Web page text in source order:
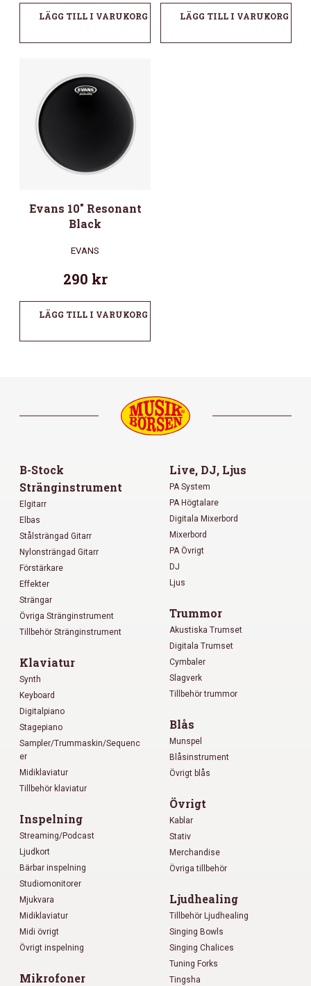
LÄGG TILL I VARUKORG LÄGG TILL I VARUKORG
Evans 10″ Resonant
Black
EVANS
290 kr
LÄGG TILL I VARUKORG
B-Stock
Stränginstrument
Elgitarr
Elbas
Stålsträngad Gitarr
Nylonsträngad Gitarr
Förstärkare
Effekter
Strängar
Övriga Stränginstrument
Tillbehör Stränginstrument
Klaviatur
Synth
Keyboard
Digitalpiano
Stagepiano
Sampler/Trummaskin/Sequenc
er
Midiklaviatur
Tillbehör klaviatur
Inspelning
Streaming/Podcast
Ljudkort
Bärbar inspelning
Studiomonitorer
Mjukvara
Midiklaviatur
Midi övrigt
Övrigt inspelning
Mikrofoner
Live, DJ, Ljus
PA System
PA Högtalare
Digitala Mixerbord
Mixerbord
PA Övrigt
DJ
Ljus
Trummor
Akustiska Trumset
Digitala Trumset
Cymbaler
Slagverk
Tillbehör trummor
Blås
Munspel
Blåsinstrument
Övrigt blås
Övrigt
Kablar
Stativ
Merchandise
Övriga tillbehör
Ljudhealing
Tillbehör Ljudhealing
Singing Bowls
Singing Chalices
Tuning Forks
Tingsha